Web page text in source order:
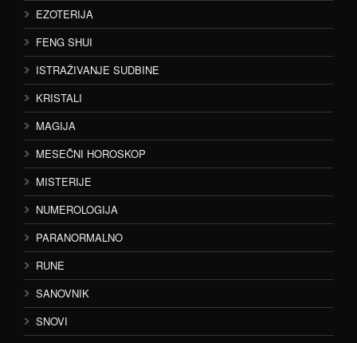
EZOTERIJA
FENG SHUI
ISTRAŽIVANJE SUDBINE
KRISTALI
MAGIJA
MESEČNI HOROSKOP
MISTERIJE
NUMEROLOGIJA
PARANORMALNO
RUNE
SANOVNIK
SNOVI